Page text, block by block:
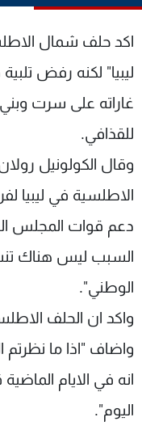
اكد حلف شمال
ليبيا" لكنه رفض
غاراته على سرت وبني
للقذافي.
وقال الكولونيل
الاطلسية في
دعم قوات المجلس
السبب ليس هناك
الوطني".
واكد ان الحلف
واضاف "اذا ما نظرتم
اليوم".
الترددات
الإنـتـاج
لاعلاناتكم